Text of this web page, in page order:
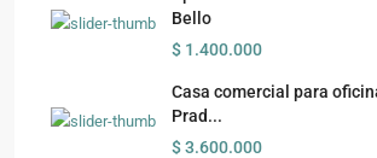
Bello
$ 1.400.000
Casa comercial para
Prad...
$ 3.600.000